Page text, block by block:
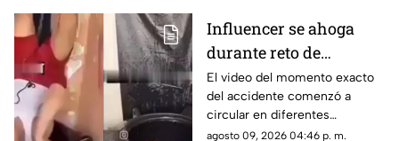
Influencer se ahoga
durante reto de
transmisión en vivo;
esto se sabe del caso
(+VIDEO)
El video del momento exacto
del accidente comenzó a
circular en diferentes
plataformas digitales.
agosto 09, 2026 04:46 p. m.